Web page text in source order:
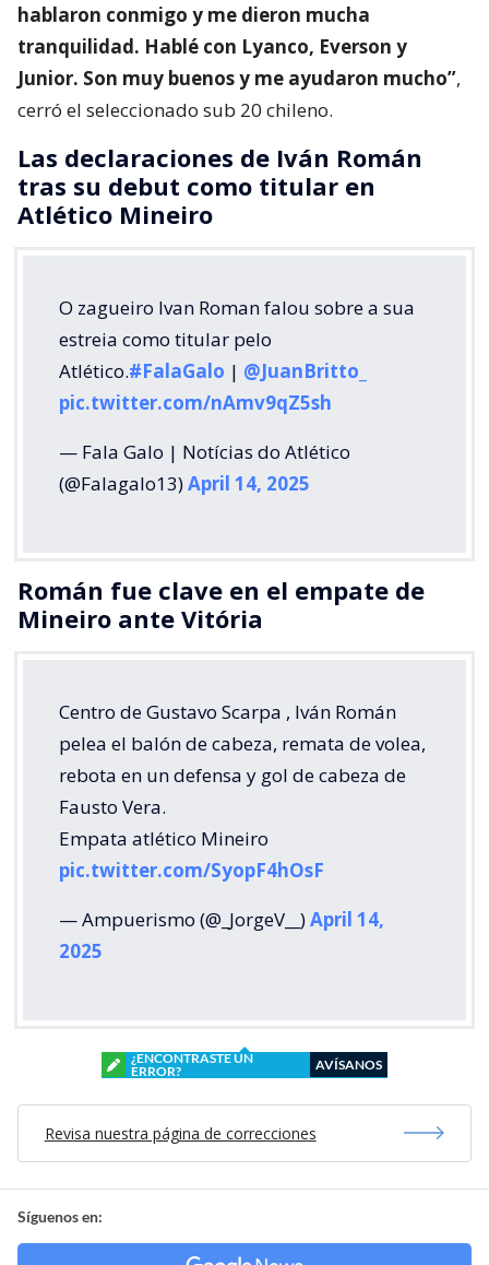
hablaron conmigo y me dieron mucha
tranquilidad. Hablé con Lyanco, Everson y
Junior. Son muy buenos y me ayudaron mucho”,
cerró el seleccionado sub 20 chileno.
Las declaraciones de Iván Román
tras su debut como titular en
Atlético Mineiro
O zagueiro Ivan Roman falou sobre a sua
estreia como titular pelo
Atlético.#FalaGalo | @JuanBritto_
pic.twitter.com/nAmv9qZ5sh
— Fala Galo | Notícias do Atlético
(@Falagalo13)April 14, 2025
Román fue clave en el empate de
Mineiro ante Vitória
Centro de Gustavo Scarpa , Iván Román
pelea el balón de cabeza, remata de volea,
rebota en un defensa y gol de cabeza de
Fausto Vera.
Empata atlético Mineiro
pic.twitter.com/SyopF4hOsF
— Ampuerismo (@_JorgeV__)April 14,
2025
¿ENCONTRASTE UN
ERROR?
AVÍSANOS
Revisa nuestra página de correcciones
Síguenos en: